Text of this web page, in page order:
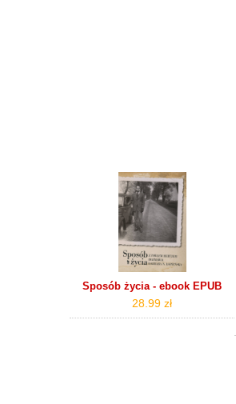
Sposób życia - ebook EPUB
28.99 zł